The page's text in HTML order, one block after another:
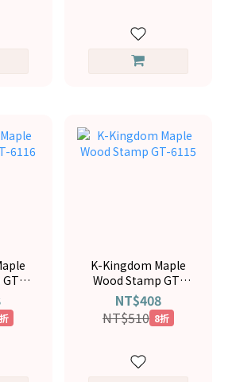
K-Kingdom Maple
Wood Stamp GT-
6115
NT$408
NT$510 8折